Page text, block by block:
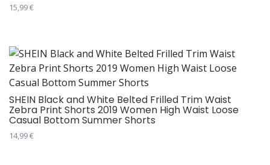
15,99€
има
више
варијанти.
Опције
могу
бити
изабране
SHEIN Black and White Belted Frilled Trim Waist
Zebra Print Shorts 2019 Women High Waist Loose
Casual Bottom Summer Shorts
14,99€